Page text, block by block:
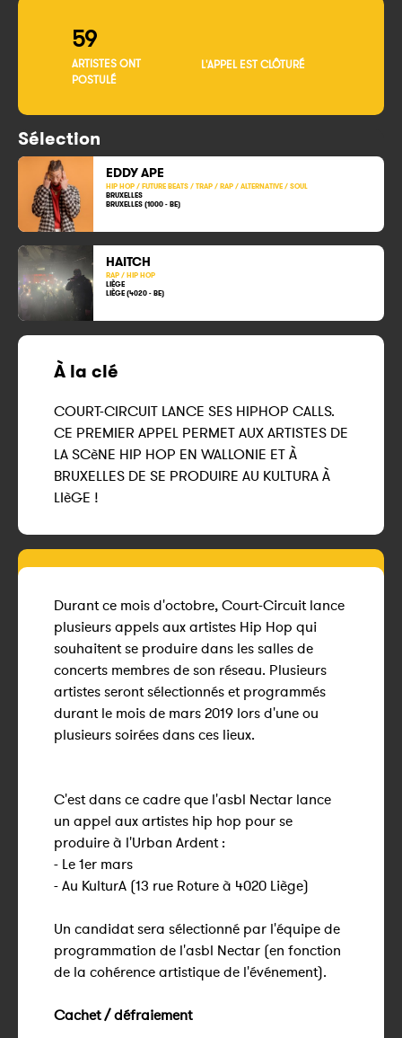
59
ARTISTES ONT
POSTULÉ
L'APPEL EST CLÔTURÉ
Sélection
EDDY APE
HIP HOP / FUTURE BEATS / TRAP / RAP / ALTERNATIVE / SOUL
BRUXELLES
BRUXELLES (1000 - BE)
HAITCH
RAP / HIP HOP
LIÈGE
LIÈGE (4020 - BE)
À la clé
COURT-CIRCUIT LANCE SES HIPHOP CALLS.
CE PREMIER APPEL PERMET AUX ARTISTES DE
LA SCèNE HIP HOP EN WALLONIE ET À
BRUXELLES DE SE PRODUIRE AU KULTURA À
LIèGE !
Durant ce mois d'octobre, Court-Circuit lance
plusieurs appels aux artistes Hip Hop qui
souhaitent se produire dans les salles de
concerts membres de son réseau. Plusieurs
artistes seront sélectionnés et programmés
durant le mois de mars 2019 lors d'une ou
plusieurs soirées dans ces lieux.
C'est dans ce cadre que l'asbl Nectar lance
un appel aux artistes hip hop pour se
produire à l'Urban Ardent :
- Le 1er mars
- Au KulturA (13 rue Roture à 4020 Liège)
Un candidat sera sélectionné par l'équipe de
programmation de l'asbl Nectar (en fonction
de la cohérence artistique de l'événement).
Cachet / défraiement